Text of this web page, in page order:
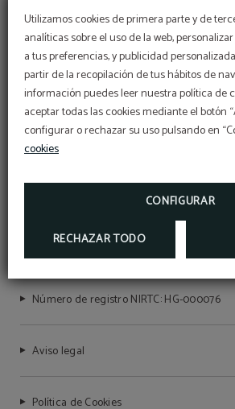
Utilizamos cookies de primera parte y de
analíticas sobre el uso de la web,
a tus preferencias, y publicidad
partir de la recopilación de tus hábitos de
información puedes leer nuestra política de
aceptar todas las cookies mediante el botón
configurar o rechazar su uso pulsando en
cookies
CONFIGURAR
RECHAZAR TODO
MÁS INFORMACIÓN
HOTEL DEL PRADO
Número de registro NIRTC: HG-000076
Aviso legal
Política de Cookies